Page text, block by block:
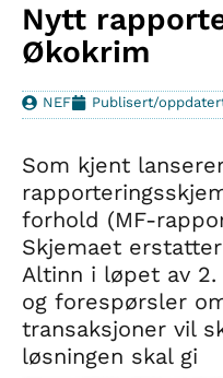
Nytt
Økokrim
NEF Publisert/
Som kjent
forhold (MF-
Skjemaet
Altinn i løpet av 2.
og forespørsler
transaksjoner vil
løsningen skal gi